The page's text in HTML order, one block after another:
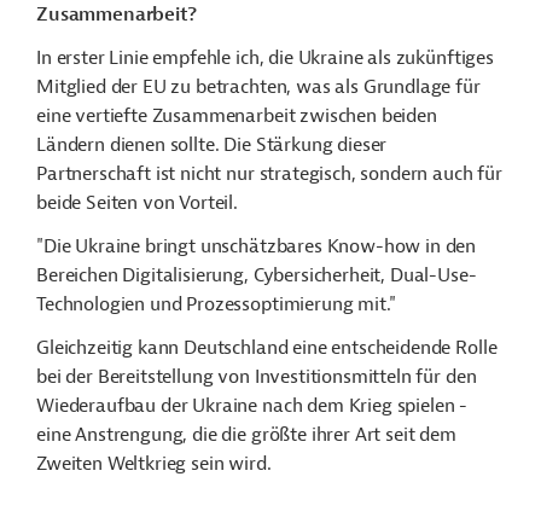
Zusammenarbeit?
In erster Linie empfehle ich, die Ukraine als zukünftiges
Mitglied der EU zu betrachten, was als Grundlage für
eine vertiefte Zusammenarbeit zwischen beiden
Ländern dienen sollte. Die Stärkung dieser
Partnerschaft ist nicht nur strategisch, sondern auch für
beide Seiten von Vorteil.
"Die Ukraine bringt unschätzbares Know-how in den
Bereichen Digitalisierung, Cybersicherheit, Dual-Use-
Technologien und Prozessoptimierung mit."
Gleichzeitig kann Deutschland eine entscheidende Rolle
bei der Bereitstellung von Investitionsmitteln für den
Wiederaufbau der Ukraine nach dem Krieg spielen -
eine Anstrengung, die die größte ihrer Art seit dem
Zweiten Weltkrieg sein wird.